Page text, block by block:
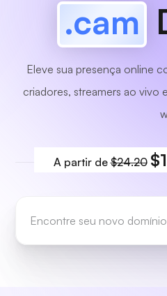
.cam
Eleve sua presença online
criadores, streamers ao
A partir de$24.20